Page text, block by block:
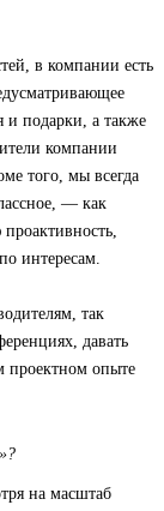
в компании есть
и подарки, а также
компании
того, мы всегда
— как
интересам.
так
давать
проектном опыте
на масштаб